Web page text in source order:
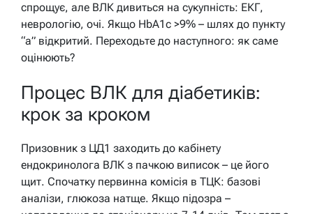
спрощує, але ВЛК дивиться на сукупність: ЕКГ,
неврологію, очі. Якщо HbA1c >9% – шлях до пункту
“а” відкритий. Переходьте до наступного: як саме
оцінюють?
Процес ВЛК для діабетиків:
крок за кроком
Призовник з ЦД1 заходить до кабінету
ендокринолога ВЛК з пачкою виписок – це його
щит. Спочатку первинна комісія в ТЦК: базові
аналізи, глюкоза натще. Якщо підозра –